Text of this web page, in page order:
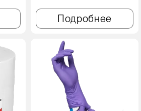
Подробнее